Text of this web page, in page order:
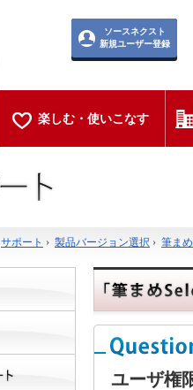
ソースネクスト
新規ユーザー登録
楽しむ・使いこなす
サポート › 製品バージョン選択 › 筆まめ
ユーザ権